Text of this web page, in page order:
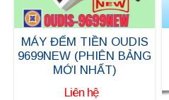
MÁY ĐẾM TIỀN OUDIS
9699NEW (PHIÊN BẢNG
MỚI NHẤT)
Liên hệ